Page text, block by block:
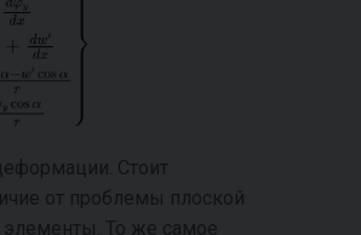
Стоит
от проблемы плоской
элементы. То же самое